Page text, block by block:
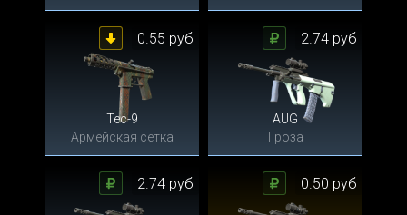
Tec-9
Армейская сетка
0.55 руб
AUG
Гроза
2.74 руб
2.74 руб 0.50 руб